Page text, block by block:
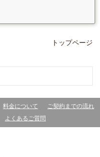
トップページ
料金について
ご契約までの流れ
よくあるご質問